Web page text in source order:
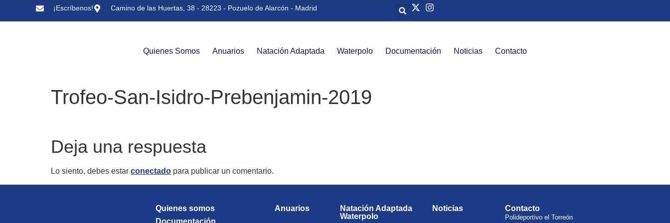
¡Escríbenos! Camino de las Huertas, 38 - 28223 - Pozuelo de Alarcón - Madrid
Quienes Somos Anuarios Natación Adaptada Waterpolo Documentación Noticias Contacto
Trofeo-San-Isidro-Prebenjamin-2019
Deja una respuesta
Lo siento, debes estar conectado para publicar un comentario.
Quienes somos
Documentación
Anuarios
Natación Adaptada
Waterpolo
Noticias Contacto
Polideportivo el Torreón